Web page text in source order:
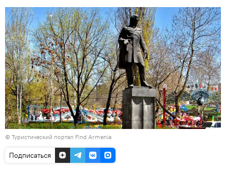
© Туристический портал Find Armenia
Подписаться